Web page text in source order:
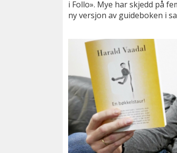
i Follo». Mye har skjedd på
ny versjon av guideboken i